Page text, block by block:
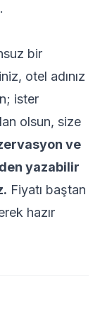
bir
otel adınız
ister
olsun, size
ve
yazabilir
Fiyatı baştan
hazır